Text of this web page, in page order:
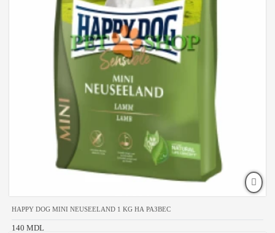
HAPPY DOG MINI NEUSEELAND 1 KG НА РАЗВЕС
140 MDL